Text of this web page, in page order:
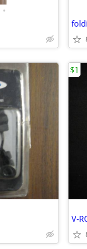
•
V-
$1